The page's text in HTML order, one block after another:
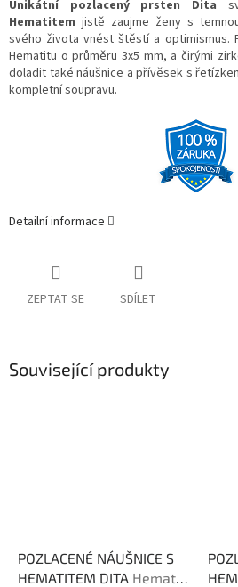
Unikátní pozlacený prsten Dita
Hematitem jistě zaujme ženy s
svého života vnést štěstí a optimismus.
Hematitu o průměru 3x5 mm, a čirými
doladit také náušnice a přívěsek s
kompletní soupravu.
Detailní informace
ZEPTAT SE SDÍLET
Související produkty
POZLACENÉ NÁUŠNICE S
HEMATITEM DITA Hematit